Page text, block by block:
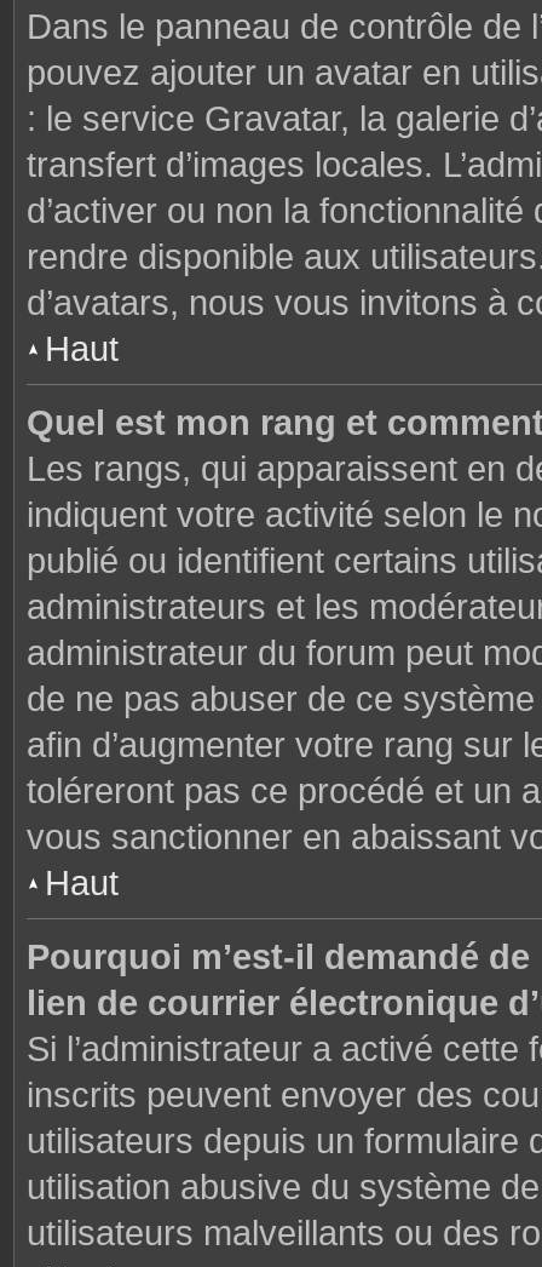
Dans le panneau de contrôle de
pouvez ajouter un avatar en
: le service Gravatar, la galerie
transfert d’images locales.
d’activer ou non la
rendre disponible aux
d’avatars, nous vous invitons à
Haut
Quel est mon rang et
Les rangs, qui apparaissent en
indiquent votre activité selon le
publié ou identifient certains
administrateurs et les
administrateur du forum peut
de ne pas abuser de ce
afin d’augmenter votre rang sur
toléreront pas ce procédé et un
vous sanctionner en abaissant
Haut
Pourquoi m’est-il demandé
lien de courrier électronique
Si l’administrateur a activé
inscrits peuvent envoyer des
utilisateurs depuis un formulaire
utilisation abusive du système
utilisateurs malveillants ou des